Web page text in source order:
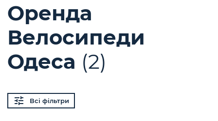
Оренда
Велосипеди
Одеса (2)
Всі фільтри